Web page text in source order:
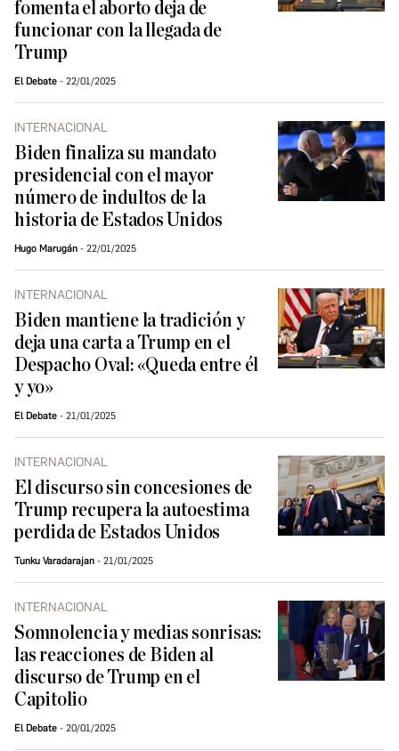
fomenta el aborto deja de
funcionar con la llegada de
Trump
El Debate 22/01/2025
INTERNACIONAL
Biden finaliza su mandato
presidencial con el mayor
número de indultos de la
historia de Estados Unidos
Hugo Marugán 22/01/2025
INTERNACIONAL
Biden mantiene la tradición y
deja una carta a Trump en el
Despacho Oval: «Queda entre él
y yo»
El Debate 21/01/2025
INTERNACIONAL
El discurso sin concesiones de
Trump recupera la autoestima
perdida de Estados Unidos
Tunku Varadarajan 21/01/2025
INTERNACIONAL
Somnolencia y medias sonrisas:
las reacciones de Biden al
discurso de Trump en el
Capitolio
El Debate 20/01/2025